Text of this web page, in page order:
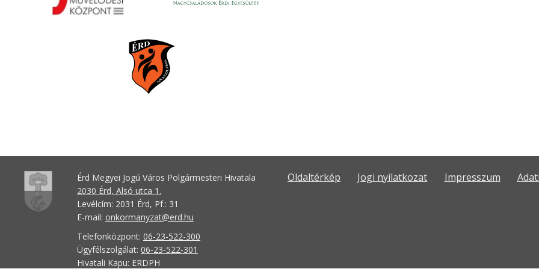
Érd Megyei Jogú Város Polgármesteri Hivatala
2030 Érd, Alsó utca 1.
Levélcím: 2031 Érd, Pf.: 31
E-mail: onkormanyzat@erd.hu
Telefonközpont: 06-23-522-300
Ügyfélszolgálat: 06-23-522-301
Hivatali Kapu: ERDPH
Oldaltérkép Jogi nyilatkozat Impresszum